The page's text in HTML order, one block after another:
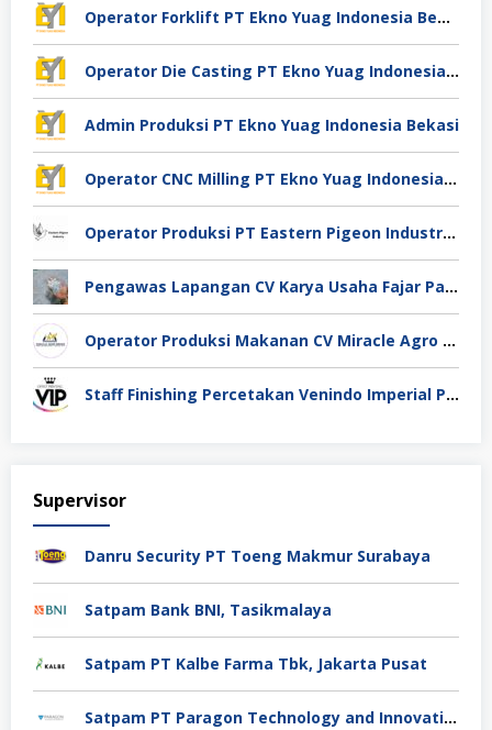
Operator Forklift PT Ekno Yuag Indonesia Bekasi
Operator Die Casting PT Ekno Yuag Indonesia Bekasi
Admin Produksi PT Ekno Yuag Indonesia Bekasi
Operator CNC Milling PT Ekno Yuag Indonesia Bekasi
Operator Produksi PT Eastern Pigeon Industry Deli Serdang
Pengawas Lapangan CV Karya Usaha Fajar Pasuruan
Operator Produksi Makanan CV Miracle Agro Spices Sidoarjo
Staff Finishing Percetakan Venindo Imperial Perkasa Bandung Kota
Supervisor
Danru Security PT Toeng Makmur Surabaya
Satpam Bank BNI, Tasikmalaya
Satpam PT Kalbe Farma Tbk, Jakarta Pusat
Satpam PT Paragon Technology and Innovation Jakarta